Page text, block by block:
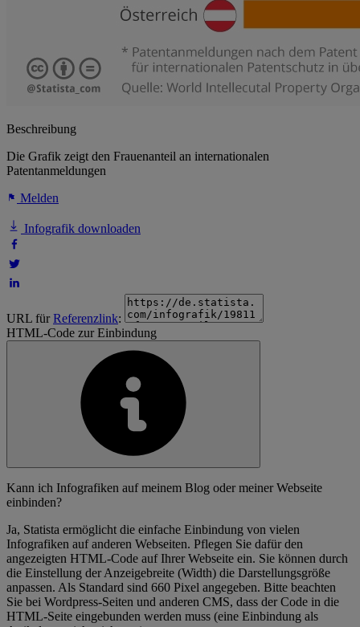
Beschreibung
Die Grafik zeigt den Frauenanteil an internationalen
Patentanmeldungen
Melden
Infografik downloaden
URL fürReferenzlink:
HTML-Code zur Einbindung
Kann ich Infografiken auf meinem Blog oder meiner Webseite
einbinden?
Ja, Statista ermöglicht die einfache Einbindung von vielen
Infografiken auf anderen Webseiten. Pflegen Sie dafür den
angezeigten HTML-Code auf Ihrer Webseite ein. Sie können durch
die Einstellung der Anzeigebreite (Width) die Darstellungsgröße
anpassen. Als Standard sind 660 Pixel angegeben. Bitte beachten
Sie bei Wordpress-Seiten und anderen CMS, dass der Code in die
HTML-Seite eingebunden werden muss (eine Einbindung als